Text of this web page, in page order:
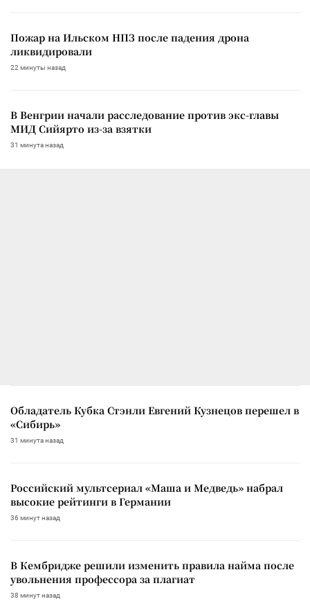
Пожар на Ильском НПЗ после падения дрона
ликвидировали
22 минуты назад
В Венгрии начали расследование против экс-главы
МИД Сийярто из-за взятки
31 минута назад
Обладатель Кубка Стэнли Евгений Кузнецов перешел в
«Сибирь»
31 минута назад
Российский мультсериал «Маша и Медведь» набрал
высокие рейтинги в Германии
36 минут назад
В Кембридже решили изменить правила найма после
увольнения профессора за плагиат
38 минут назад